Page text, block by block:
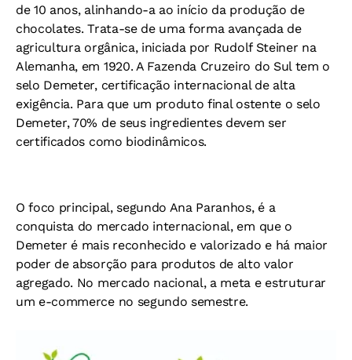
de 10 anos, alinhando-a ao início da produção de
chocolates. Trata-se de uma forma avançada de
agricultura orgânica, iniciada por Rudolf Steiner na
Alemanha, em 1920. A Fazenda Cruzeiro do Sul tem o
selo Demeter, certificação internacional de alta
exigência. Para que um produto final ostente o selo
Demeter, 70% de seus ingredientes devem ser
certificados como biodinâmicos.
O foco principal, segundo Ana Paranhos, é a
conquista do mercado internacional, em que o
Demeter é mais reconhecido e valorizado e há maior
poder de absorção para produtos de alto valor
agregado. No mercado nacional, a meta e estruturar
um e-commerce no segundo semestre.